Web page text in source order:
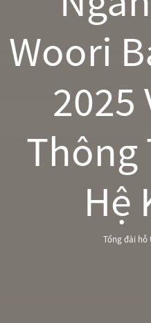
Woori
2025
Thông
Hệ
Tổng đài